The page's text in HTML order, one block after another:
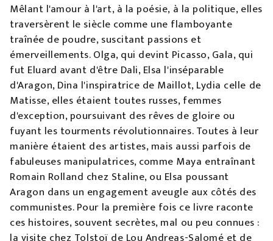
Mêlant l'amour à l'art, à la poésie, à la politique, elles
traversèrent le siècle comme une flamboyante
traînée de poudre, suscitant passions et
émerveillements. Olga, qui devint Picasso, Gala, qui
fut Eluard avant d'être Dali, Elsa l'inséparable
d'Aragon, Dina l'inspiratrice de Maillot, Lydia celle de
Matisse, elles étaient toutes russes, femmes
d'exception, poursuivant des rêves de gloire ou
fuyant les tourments révolutionnaires. Toutes à leur
manière étaient des artistes, mais aussi parfois de
fabuleuses manipulatrices, comme Maya entraînant
Romain Rolland chez Staline, ou Elsa poussant
Aragon dans un engagement aveugle aux côtés des
communistes. Pour la première fois ce livre raconte
ces histoires, souvent secrètes, mal ou peu connues :